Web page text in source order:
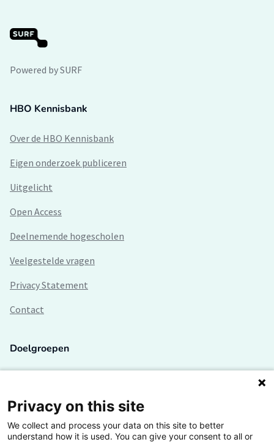
Powered by SURF
HBO Kennisbank
Over de HBO Kennisbank
Eigen onderzoek publiceren
Uitgelicht
Open Access
Deelnemende hogescholen
Veelgestelde vragen
Privacy Statement
Contact
Doelgroepen
Lectoren en onderzoekers
Bedrijven
Privacy on this site
We collect and process your data on this site to better
understand how it is used. You can give your consent to all or